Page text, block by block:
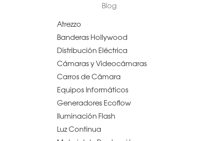
Blog
Atrezzo
Banderas Hollywood
Distribución Eléctrica
Cámaras y Videocámaras
Carros de Cámara
Equipos Informáticos
Generadores Ecoflow
Iluminación Flash
Luz Continua